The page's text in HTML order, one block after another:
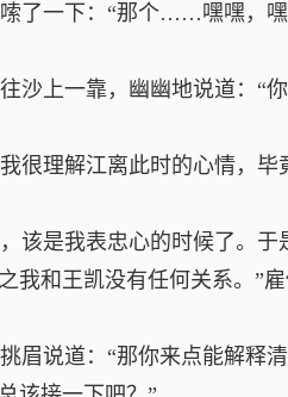
了一下：“那个……嘿嘿，
沙上一靠，幽幽地说道：“
很理解江离此时的心情，毕
该是我表忠心的时候了。于
我和王凯没有任何关系。”雇
眉说道：“那你来点能解释